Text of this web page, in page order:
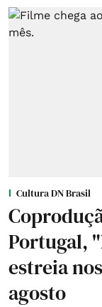
Cultura DN Brasil
Portugal,
estreia
agosto